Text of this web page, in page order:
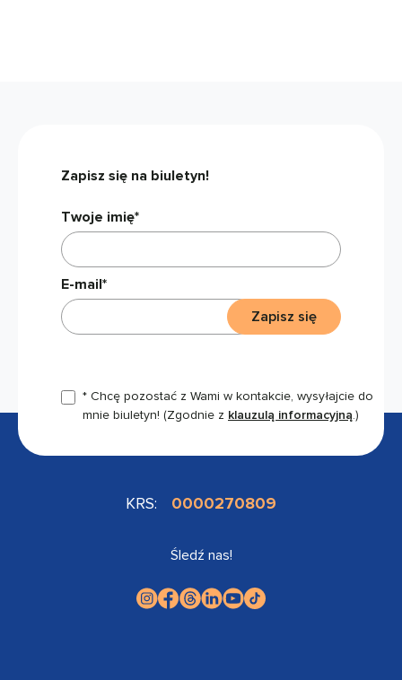
Zapisz się na biuletyn!
Twoje imię*
E-mail*
* Chcę pozostać z Wami w kontakcie, wysyłajcie do
mnie biuletyn! (Zgodnie z klauzulą informacyjną.)
Zapisz się
KRS: 0000270809
Śledź nas!